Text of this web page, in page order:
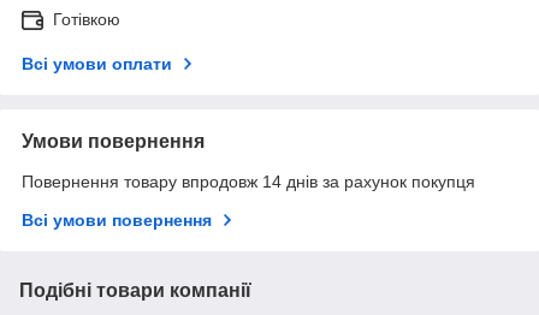
Готівкою
Всі умови оплати
Умови повернення
Повернення товару впродовж 14 днів за рахунок покупця
Всі умови повернення
Подібні товари компанії